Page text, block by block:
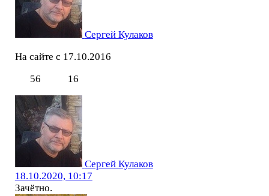
Сергей Кулаков
На сайте с 17.10.2016
56
16
Сергей Кулаков
18.10.2020, 10:17
Зачётно.